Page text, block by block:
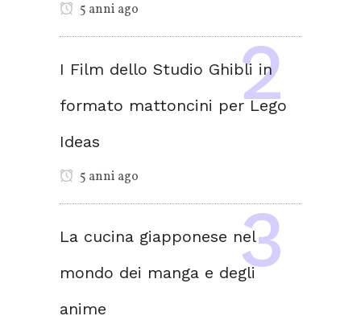
5 anni ago
I Film dello Studio Ghibli in
formato mattoncini per Lego
Ideas
5 anni ago
La cucina giapponese nel
mondo dei manga e degli
anime